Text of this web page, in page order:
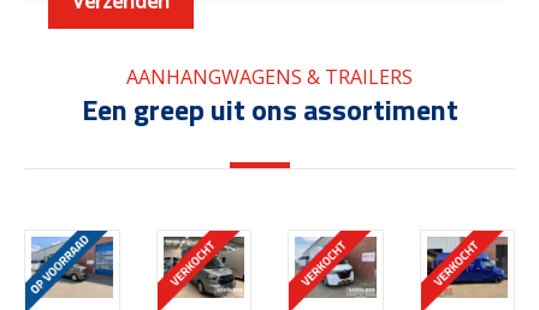
AANHANGWAGENS & TRAILERS
Een greep uit ons assortiment